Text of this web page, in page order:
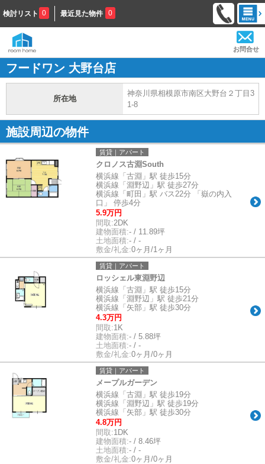
検討リスト 0 最近見た物件 0
お問合せ
フードワン 大野台店
所在地
神奈川県相模原市南区大野台２丁目3
1-8
施設周辺の物件
賃貸｜アパート
クロノス古淵South
横浜線「古淵」駅 徒歩15分
横浜線「淵野辺」駅 徒歩27分
横浜線「町田」駅 バス22分 「嶽の内入
口」 停歩4分
5.9万円
間取:2DK
建物面積:- / 11.89坪
土地面積:- / -
敷金/礼金:0ヶ月/1ヶ月
賃貸｜アパート
ロッシェル東淵野辺
横浜線「古淵」駅 徒歩15分
横浜線「淵野辺」駅 徒歩21分
横浜線「矢部」駅 徒歩30分
4.3万円
間取:1K
建物面積:- / 5.88坪
土地面積:- / -
敷金/礼金:0ヶ月/0ヶ月
賃貸｜アパート
メープルガーデン
横浜線「古淵」駅 徒歩19分
横浜線「淵野辺」駅 徒歩19分
横浜線「矢部」駅 徒歩30分
4.8万円
間取:1DK
建物面積:- / 8.46坪
土地面積:- / -
敷金/礼金:0ヶ月/0ヶ月